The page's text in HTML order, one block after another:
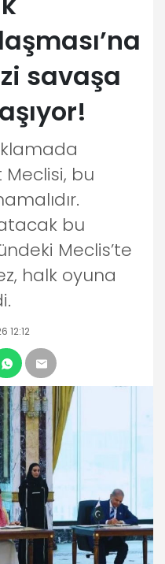
savaşa
Meclisi, bu
bu
Meclis’te
halk oyuna
12:12